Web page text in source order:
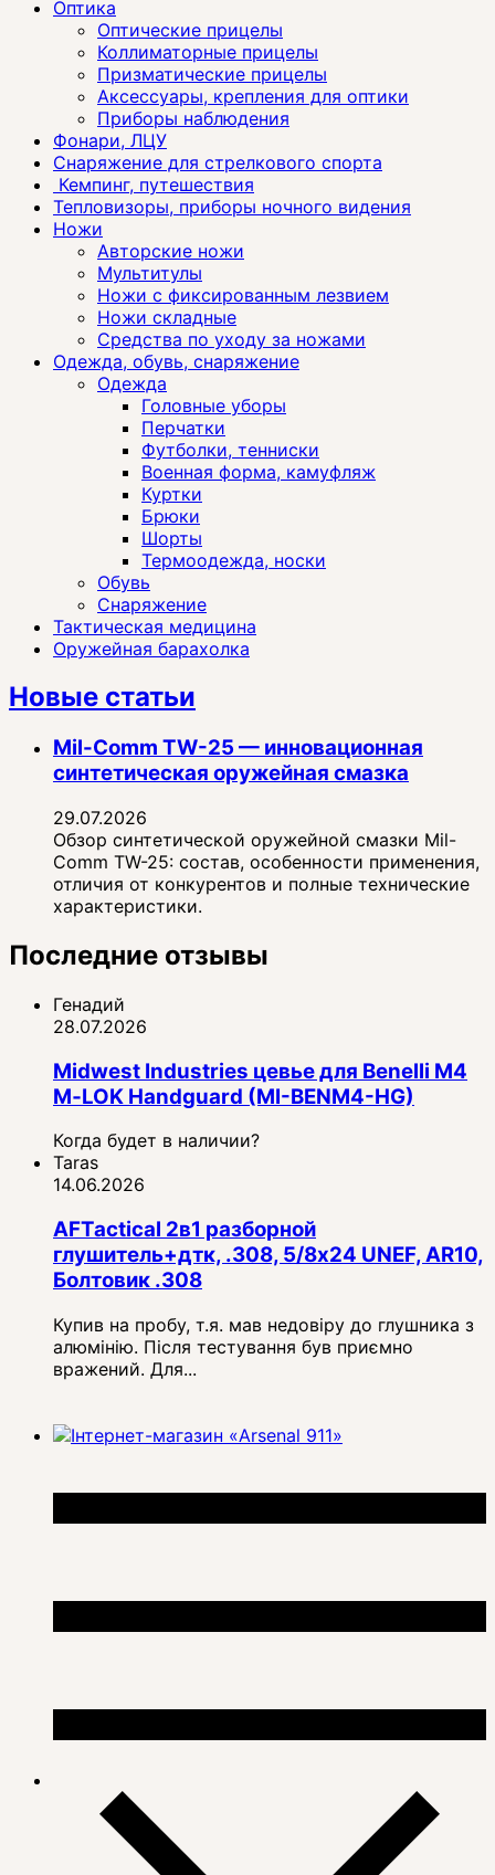
Оптика
Оптические прицелы
Коллиматорные прицелы
Призматические прицелы
Аксессуары, крепления для оптики
Приборы наблюдения
Фонари, ЛЦУ
Снаряжение для стрелкового спорта
Кемпинг, путешествия
Тепловизоры, приборы ночного видения
Ножи
Авторские ножи
Мультитулы
Ножи с фиксированным лезвием
Ножи складные
Средства по уходу за ножами
Одежда, обувь, снаряжение
Одежда
Головные уборы
Перчатки
Футболки, тенниски
Военная форма, камуфляж
Куртки
Брюки
Шорты
Термоодежда, носки
Обувь
Снаряжение
Тактическая медицина
Оружейная барахолка
Новые статьи
Mil-Comm TW-25 — инновационная
синтетическая оружейная смазка
29.07.2026
Обзор синтетической оружейной смазки Mil-
Comm TW-25: состав, особенности применения,
отличия от конкурентов и полные технические
характеристики.
Последние отзывы
Генадий
28.07.2026
Midwest Industries цевье для Benelli M4
M‑LOK Handguard (MI-BENM4-HG)
Когда будет в наличии?
Taras
14.06.2026
AFTactical 2в1 разборной
глушитель+дтк, .308, 5/8x24 UNEF, AR10,
Болтовик .308
Купив на пробу, т.я. мав недовіру до глушника з
алюмінію. Після тестування був приємно
вражений. Для...